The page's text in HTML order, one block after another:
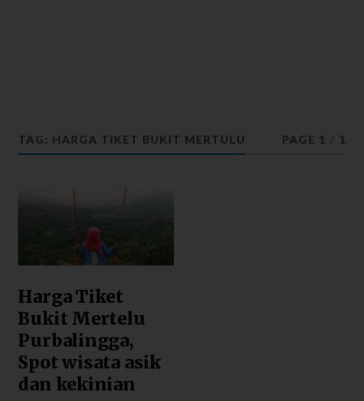
TAG: HARGA TIKET BUKIT MERTULU PAGE 1 1
Harga Tiket
Bukit Mertelu
Purbalingga,
Spot wisata asik
dan kekinian